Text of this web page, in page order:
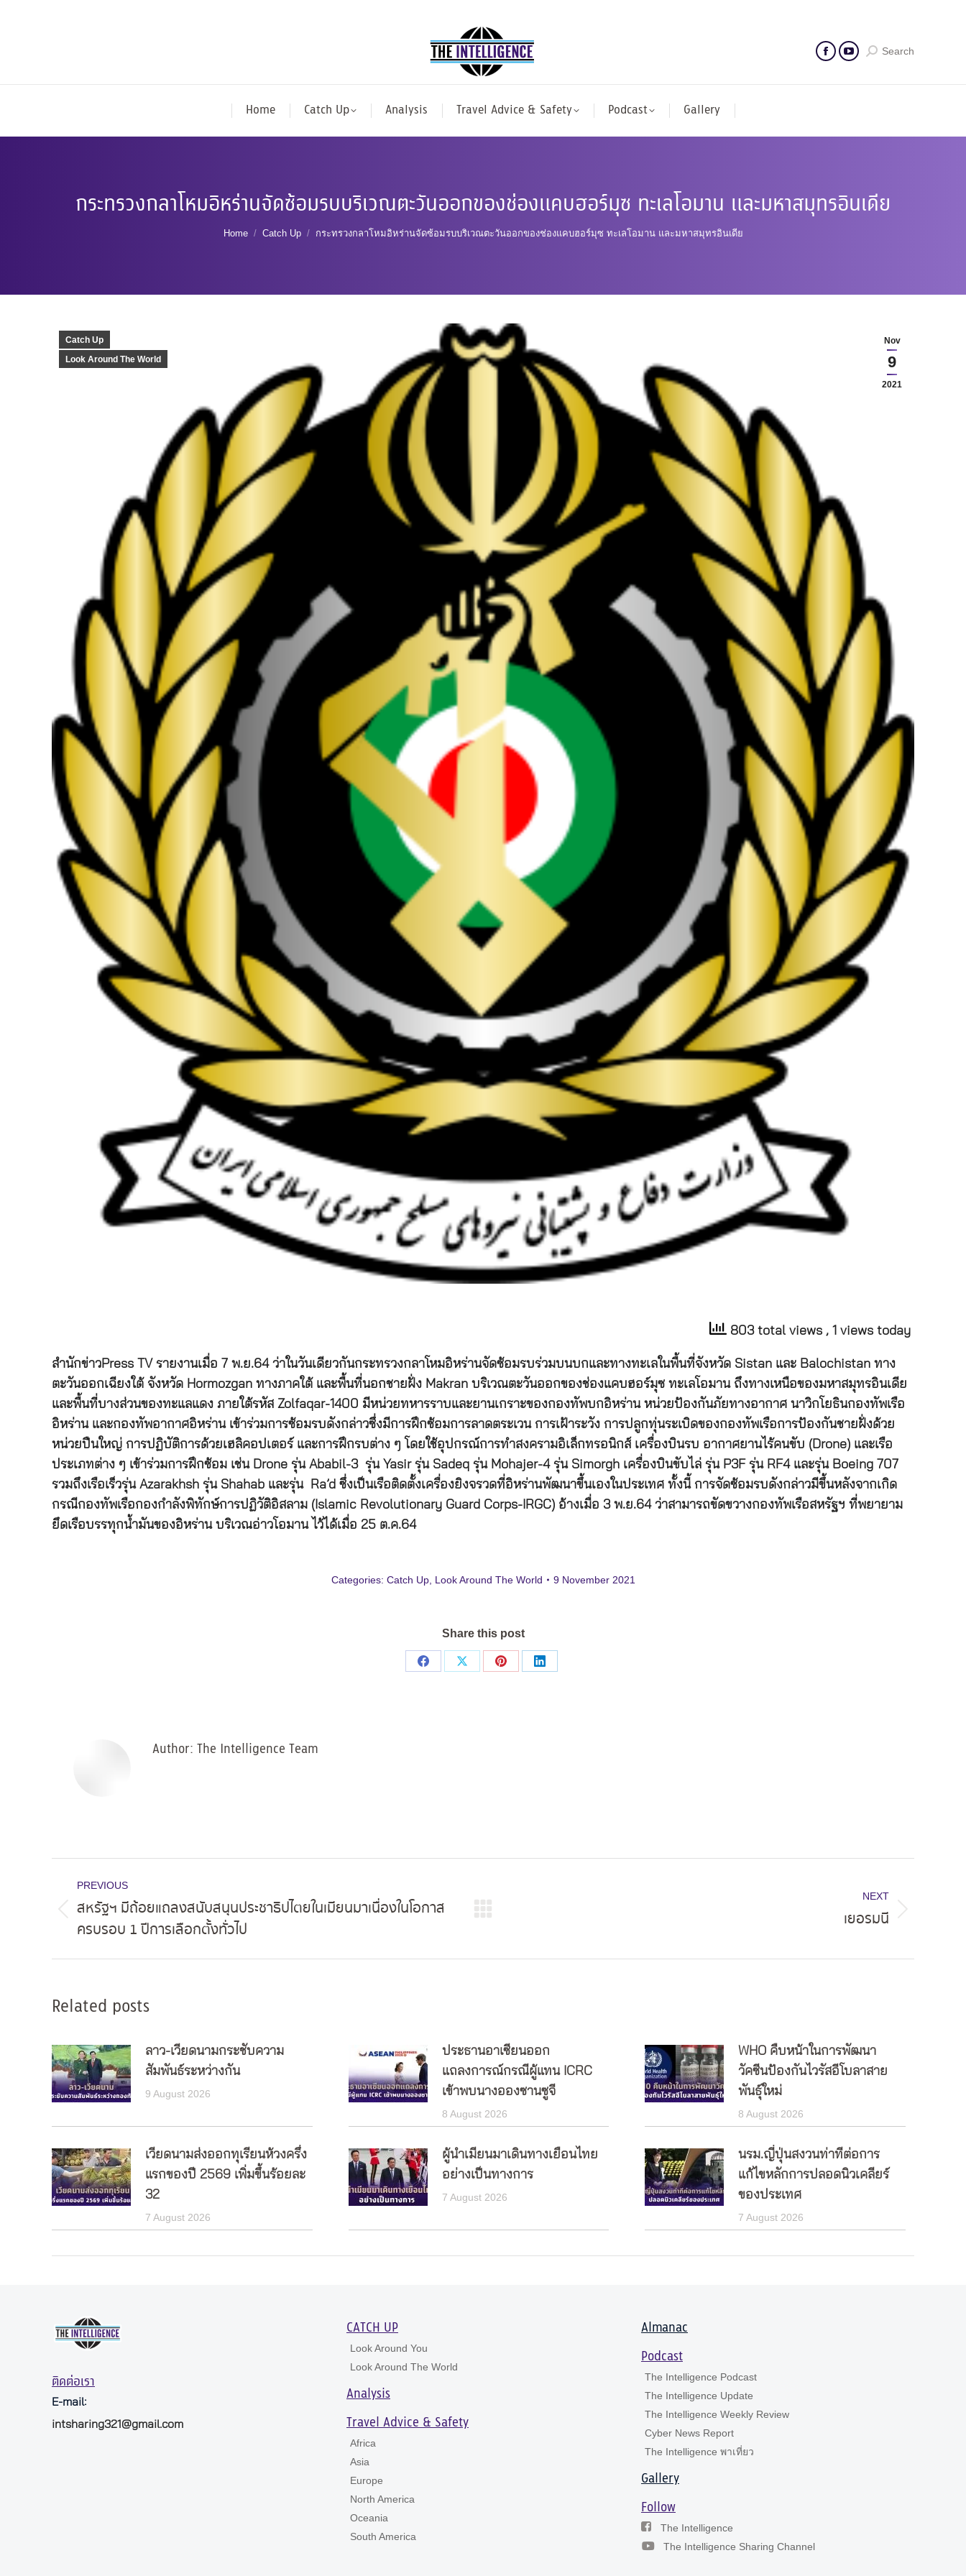
Search
Home Catch Up Analysis Travel Advice & Safety Podcast Gallery
กระทรวงกลาโหมอิหร่านจัดซ้อมรบบริเวณตะวันออกของช่องแคบฮอร์มุซ ทะเลโอมาน และมหาสมุทรอินเดีย
You are here:
Home Catch Up กระทรวงกลาโหมอิหร่านจัดซ้อมรบบริเวณตะวันออกของช่องแคบฮอร์มุซ ทะเลโอมาน และมหาสมุทรอินเดีย
Nov
9
2021
Catch Up
Look Around The World
803 total views , 1 views today
สำนักข่าวPress TV รายงานเมื่อ 7 พ.ย.64 ว่าในวันเดียวกันกระทรวงกลาโหมอิหร่านจัดซ้อมรบร่วมบนบกและทางทะเลในพื้นที่จังหวัด Sistan และ Balochistan ทาง
ตะวันออกเฉียงใต้ จังหวัด Hormozgan ทางภาคใต้ และพื้นที่นอกชายฝั่ง Makran บริเวณตะวันออกของช่องแคบฮอร์มุซ ทะเลโอมาน ถึงทางเหนือของมหาสมุทรอินเดีย
และพื้นที่บางส่วนของทะแลแดง ภายใต้รหัส Zolfaqar-1400 มีหน่วยทหารราบและยานเกราะของกองทัพบกอิหร่าน หน่วยป้องกันภัยทางอากาศ นาวิกโยธินกองทัพเรือ
อิหร่าน และกองทัพอากาศอิหร่าน เข้าร่วมการซ้อมรบดังกล่าวซึ่งมีการฝึกซ้อมการลาดตระเวน การเฝ้าระวัง การปลูกทุ่นระเบิดของกองทัพเรือการป้องกันชายฝั่งด้วย
หน่วยปืนใหญ่ การปฏิบัติการด้วยเฮลิคอปเตอร์ และการฝึกรบต่าง ๆ โดยใช้อุปกรณ์การทำสงครามอิเล็กทรอนิกส์ เครื่องบินรบ อากาศยานไร้คนขับ (Drone) และเรือ
ประเภทต่าง ๆ เข้าร่วมการฝึกซ้อม เช่น Drone รุ่น Ababil-3 รุ่น Yasir รุ่น Sadeq รุ่น Mohajer-4 รุ่น Simorgh เครื่องบินขับไล่ รุ่น P3F รุ่น RF4 และรุ่น Boeing 707
รวมถึงเรือเร็วรุ่น Azarakhsh รุ่น Shahab และรุ่น Ra’d ซึ่งเป็นเรือติดตั้งเครื่องยิงจรวดที่อิหร่านพัฒนาขึ้นเองในประเทศ ทั้งนี้ การจัดซ้อมรบดังกล่าวมีขึ้นหลังจากเกิด
กรณีกองทัพเรือกองกำลังพิทักษ์การปฏิวัติอิสลาม (Islamic Revolutionary Guard Corps-IRGC) อ้างเมื่อ 3 พ.ย.64 ว่าสามารถขัดขวางกองทัพเรือสหรัฐฯ ที่พยายาม
ยึดเรือบรรทุกน้ำมันของอิหร่าน บริเวณอ่าวโอมาน ไว้ได้เมื่อ 25 ต.ค.64
Categories: Catch Up, Look Around The World 9 November 2021
Share this post
Share
Share
Share
Share
Author: The Intelligence Team
navigation
PREVIOUS
Previous
post:
สหรัฐฯ มีถ้อยแถลงสนับสนุนประชาธิปไตยในเมียนมาเนื่องในโอกาส
ครบรอบ 1 ปีการเลือกตั้งทั่วไป
NEXT
เยอรมนี
Related posts
ลาว-เวียดนามกระชับความ
สัมพันธ์ระหว่างกัน
9 August 2026
ประธานอาเซียนออก
แถลงการณ์กรณีผู้แทน ICRC
เข้าพบนางอองซานซูจี
8 August 2026
WHO คืบหน้าในการพัฒนา
วัคซีนป้องกันไวรัสอีโบลาสาย
พันธุ์ใหม่
8 August 2026
เวียดนามส่งออกทุเรียนห้วงครึ่ง
แรกของปี 2569 เพิ่มขึ้นร้อยละ
32
7 August 2026
ผู้นำเมียนมาเดินทางเยือนไทย
อย่างเป็นทางการ
7 August 2026
นรม.ญี่ปุ่นสงวนท่าทีต่อการ
แก้ไขหลักการปลอดนิวเคลียร์
ของประเทศ
7 August 2026
ติดต่อเรา
E-mail:
intsharing321@gmail.com
CATCH UP
Look Around You
Look Around The World
Analysis
Travel Advice & Safety
Africa
Asia
Europe
North America
Oceania
South America
Almanac
Podcast
The Intelligence Podcast
The Intelligence Update
The Intelligence Weekly Review
Cyber News Report
The Intelligence พาเที่ยว
Gallery
Follow
The Intelligence
The Intelligence Sharing Channel